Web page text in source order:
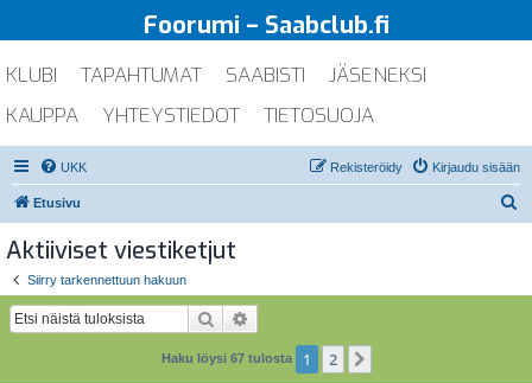
Foorumi – Saabclub.fi
KLUBI TAPAHTUMAT SAABISTI
JÄSENEKSI
KAUPPA
YHTEYSTIEDOT TIETOSUOJA
UKK Kirjaudu sisään
Rekisteröidy
Etusivu
Aktiiviset viestiketjut
Siirry tarkennettuun hakuun
Etsi
Haku löysi 67 tulosta 1 2